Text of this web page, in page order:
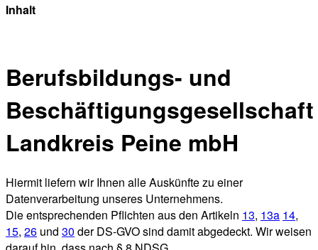
Inhalt
Berufsbildungs- und
Beschäftigungsgesellschaft
Landkreis Peine mbH
Hiermit liefern wir Ihnen alle Auskünfte zu einer
Datenverarbeitung unseres Unternehmens.
Die entsprechenden Pflichten aus den Artikeln 13, 13a 14,
15, 26 und 30 der DS-GVO sind damit abgedeckt. Wir weisen